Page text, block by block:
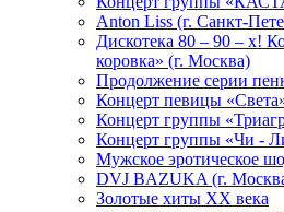
Anton Liss (г. Санкт-
Дискотека 80 – 90 – х!
коровка» (г. Москва)
Продолжение серии
Концерт певицы
Концерт группы
Концерт группы «Чи -
Мужское эротическое
DVJ BAZUKA (г.
Золотые хиты XX века